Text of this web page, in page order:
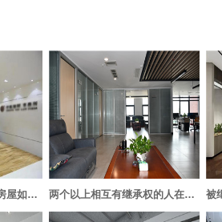
上海房产律师：宅基地房屋如何继承？ 两个以上相互有继承权的人在同一事件中死亡，其死亡时间如何确定？